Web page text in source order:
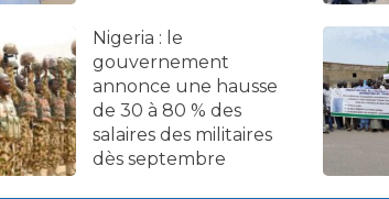
Nigeria : le
gouvernement
annonce une hausse
de 30 à 80 % des
salaires des militaires
dès septembre